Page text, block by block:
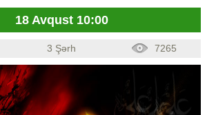
18 Avqust 10:00
3 Şərh 7265